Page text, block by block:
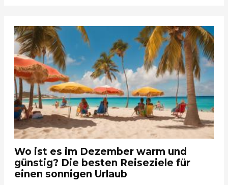
Wo ist es im Dezember warm und
günstig? Die besten Reiseziele für
einen sonnigen Urlaub